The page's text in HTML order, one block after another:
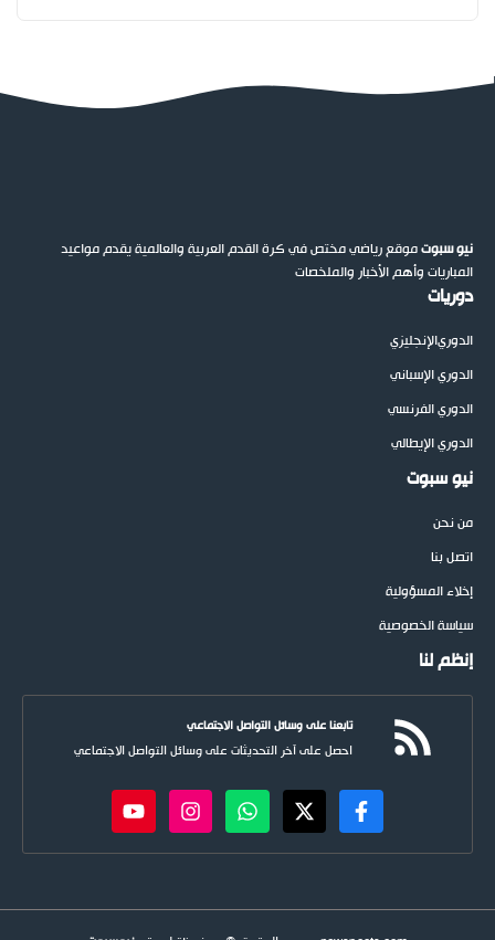
نيو سبوتموقع رياضي مختص في كرة القدم العربية والعالمية يقدم مواعيد
المباريات وأهم الأخبار والملخصات
دوريات
الدوريالإنجليزي
الدوري الإسباني
الدوري الفرنسي
الدوري الإيطالي
نيو سبوت
من نحن
اتصل بنا
إخلاء المسؤولية
سياسة الخصوصية
إنظم لنا
تابعنا على وسائل التواصل الاجتماعي
احصل على آخر التحديثات على وسائل التواصل الاجتماعي